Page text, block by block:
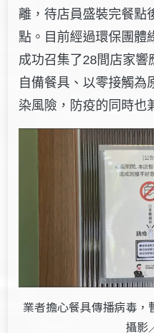
離，待店員盛裝完餐點
點。目前經過環保團體
成功召集了28間店家響
自備餐具、以零接觸為
染風險，防疫的同時也
業者擔心餐具傳播病毒，
攝影